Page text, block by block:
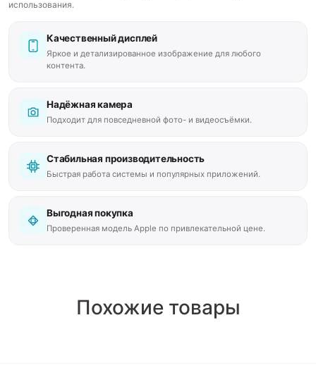
использования.
Качественный дисплей
Яркое и детализированное изображение для любого
контента.
Надёжная камера
Подходит для повседневной фото- и видеосъёмки.
Стабильная производительность
Быстрая работа системы и популярных приложений.
Выгодная покупка
Проверенная модель Apple по привлекательной цене.
Похожие товары